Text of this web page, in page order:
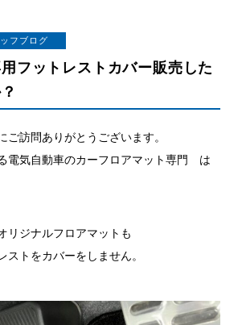
フブログ
フットレストカバー販売した
ご訪問ありがとうございます。
電気自動車のカーフロアマット専門 は
リジナルフロアマットも
ストをカバーをしません。